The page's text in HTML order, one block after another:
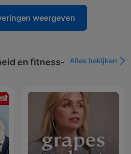
weergeven
en fitness-
Alles bekijken